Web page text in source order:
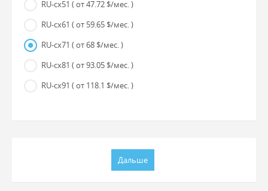
RU-cx51 ( от 47.72 $/мес. )
RU-cx61 ( от 59.65 $/мес. )
RU-cx71 ( от 68 $/мес. )
RU-cx81 ( от 93.05 $/мес. )
RU-cx91 ( от 118.1 $/мес. )